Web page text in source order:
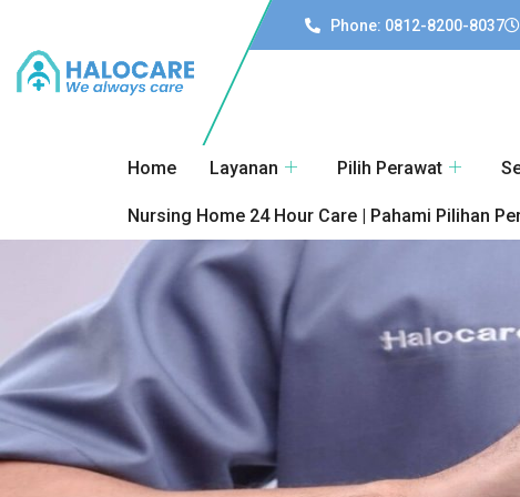
Phone: 0812-8200-8037
Home Layanan Pilih Perawat
Nursing Home 24 Hour Care | Pahami Pilihan